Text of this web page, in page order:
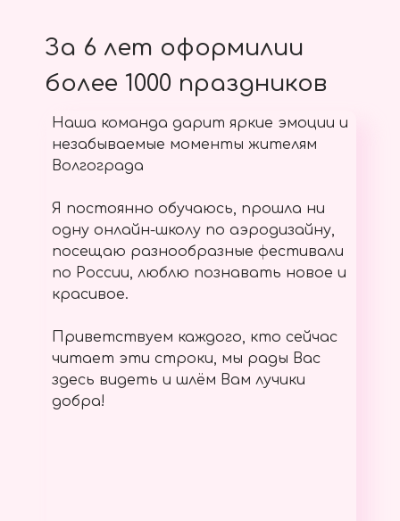
За 6 лет оформилии
более 1000 праздников
Наша команда дарит яркие эмоции и
незабываемые моменты жителям
Волгограда
Я постоянно обучаюсь, прошла ни
одну онлайн-школу по аэродизайну,
посещаю разнообразные фестивали
по России, люблю познавать новое и
красивое.
Приветствуем каждого, кто сейчас
читает эти строки, мы рады Вас
здесь видеть и шлём Вам лучики
добра!